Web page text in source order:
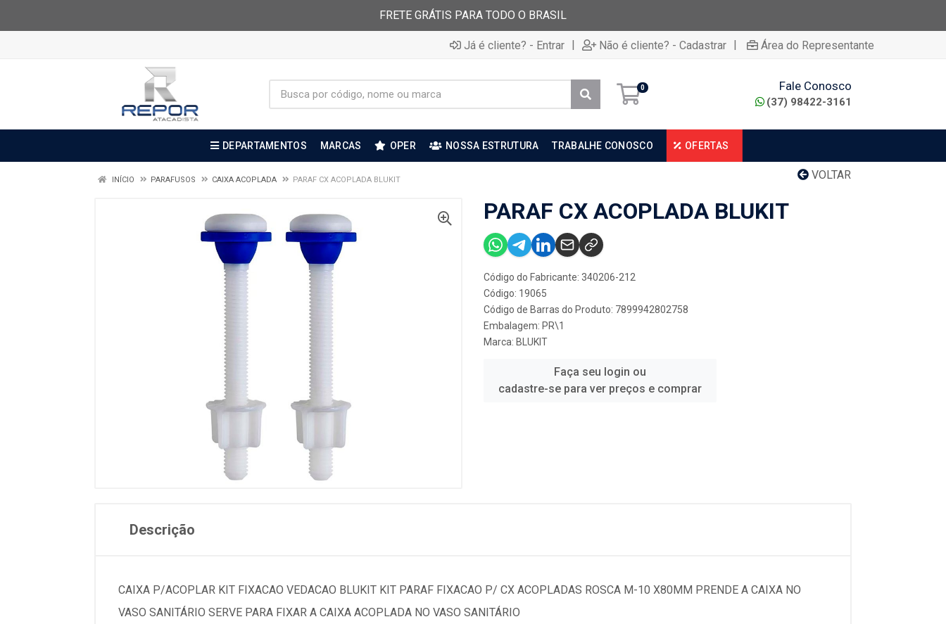
FRETE GRÁTIS PARA TODO O BRASIL
Já é cliente? - Entrar | Não é cliente? - Cadastrar | Área do Representante
0 Fale Conosco
(37) 98422-3161
DEPARTAMENTOS MARCAS OPER NOSSA ESTRUTURA TRABALHE CONOSCO OFERTAS
VOLTAR
INÍCIO PARAFUSOS CAIXA ACOPLADA PARAF CX ACOPLADA BLUKIT
PARAF CX ACOPLADA BLUKIT
Código do Fabricante: 340206-212
Código: 19065
Código de Barras do Produto: 7899942802758
Embalagem: PR\1
Marca: BLUKIT
Faça seu login ou
cadastre-se para ver preços e comprar
Descrição
CAIXA P/ACOPLAR KIT FIXACAO VEDACAO BLUKIT KIT PARAF FIXACAO P/ CX ACOPLADAS ROSCA M-10 X80MM PRENDE A CAIXA NO
VASO SANITÁRIO SERVE PARA FIXAR A CAIXA ACOPLADA NO VASO SANITÁRIO